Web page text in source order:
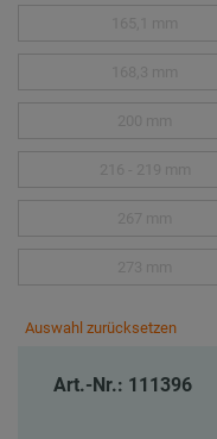
Auswahl zurücksetzen
Art.-Nr.: 111396